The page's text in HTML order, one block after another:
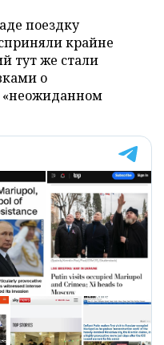
поездку
крайне
тут же стали
о
«неожиданном